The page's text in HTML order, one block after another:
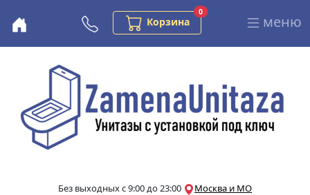
Перейти к основному содержанию
Бесплатная консультация
Корзина
0Заказов в корзине
меню
Без выходных с 9:00 до 23:00 Москва и МО